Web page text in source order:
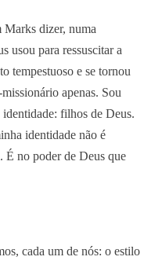
Marks dizer, numa
usou para ressuscitar a
tempestuoso e se tornou
apenas. Sou
filhos de Deus.
identidade não é
É no poder de Deus que
cada um de nós: o estilo